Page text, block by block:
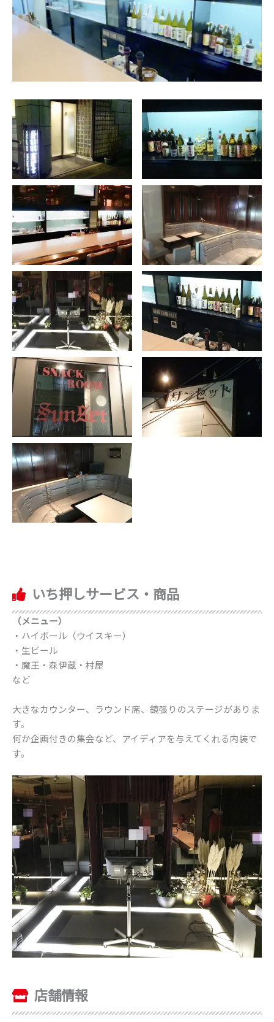
いち押しサービス・商品
（メニュー）
・ハイボール（ウイスキー）
・生ビール
・魔王・森伊蔵・村屋
など
大きなカウンター、ラウンド席、鏡張りのステージがありま
す。
何か企画付きの集会など、アイディアを与えてくれる内装で
す。
店舗情報